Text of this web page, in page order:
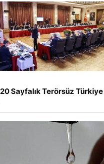
Sayfalık Terörsüz